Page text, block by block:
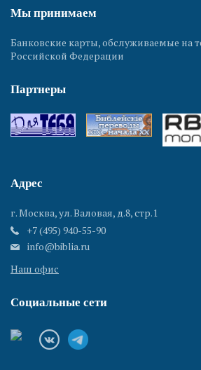
Мы принимаем
Банковские карты, обслуживаемые на
Российской Федерации
Партнеры
Адрес
г. Москва, ул. Валовая, д.8, стр.1
+7 (495) 940-55-90
info@biblia.ru
Наш офис
Социальные сети